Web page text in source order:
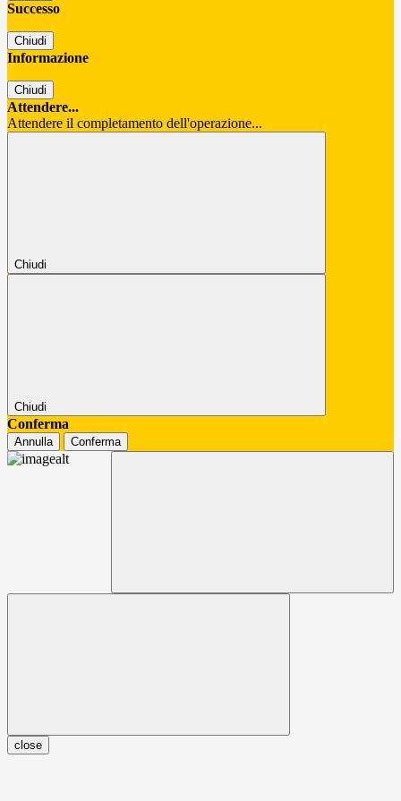
Successo
Chiudi
Informazione
Chiudi
Attendere...
Attendere il completamento dell'operazione...
Chiudi
Chiudi
Conferma
Annulla Conferma
close